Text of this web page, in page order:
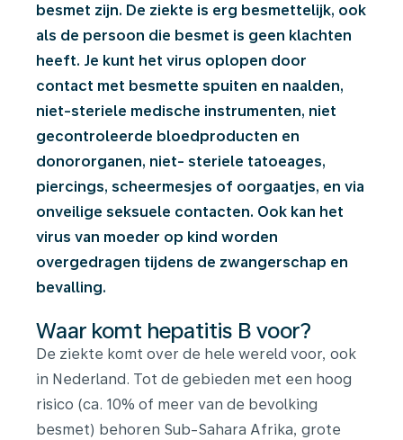
besmet zijn. De ziekte is erg besmettelijk, ook
als de persoon die besmet is geen klachten
heeft. Je kunt het virus oplopen door
contact met besmette spuiten en naalden,
niet-steriele medische instrumenten, niet
gecontroleerde bloedproducten en
donororganen, niet- steriele tatoeages,
piercings, scheermesjes of oorgaatjes, en via
onveilige seksuele contacten. Ook kan het
virus van moeder op kind worden
overgedragen tijdens de zwangerschap en
bevalling.
Waar komt hepatitis B voor?
De ziekte komt over de hele wereld voor, ook
in Nederland. Tot de gebieden met een hoog
risico (ca. 10% of meer van de bevolking
besmet) behoren Sub-Sahara Afrika, grote